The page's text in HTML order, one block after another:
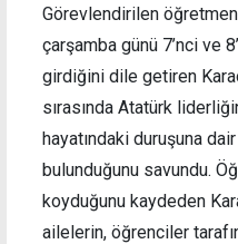
Görevlendirilen
çarşamba günü 7’nci ve
girdiğini dile getiren
sırasında Atatürk
hayatındaki duruşuna
bulunduğunu savundu.
koyduğunu kaydeden
ailelerin, öğrenciler